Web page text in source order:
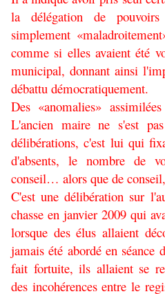
la délégation de
simplement
comme si elles avaient été
municipal, donnant ainsi
débattu démocratiquement.
Des «anomalies»
L'ancien maire ne s'est
délibérations, c'est lui qui
d'absents, le nombre de
conseil… alors que de
C'est une délibération sur
chasse en janvier 2009 qui
lorsque des élus allaient
jamais été abordé en
fait fortuite, ils allaient se
des incohérences entre le